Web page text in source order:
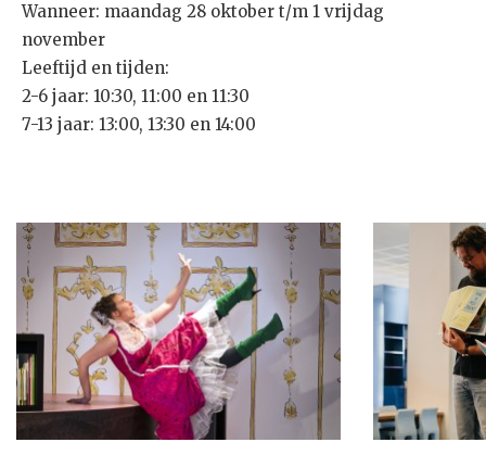
Wanneer: maandag 28 oktober t/m 1 vrijdag
november
Leeftijd en tijden:
2-6 jaar: 10:30, 11:00 en 11:30
7-13 jaar: 13:00, 13:30 en 14:00